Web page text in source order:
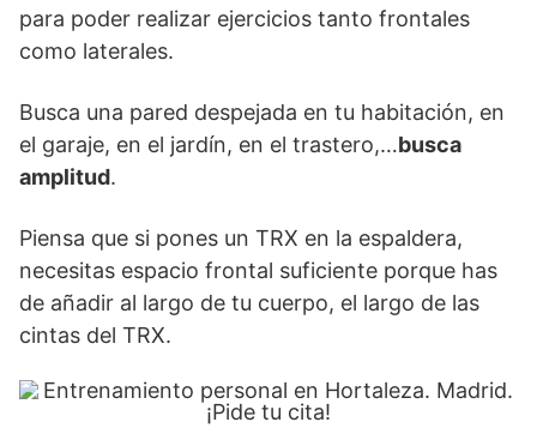
para poder realizar ejercicios tanto frontales
como laterales.
Busca una pared despejada en tu habitación, en
el garaje, en el jardín, en el trastero,…busca
amplitud.
Piensa que si pones un TRX en la espaldera,
necesitas espacio frontal suficiente porque has
de añadir al largo de tu cuerpo, el largo de las
cintas del TRX.